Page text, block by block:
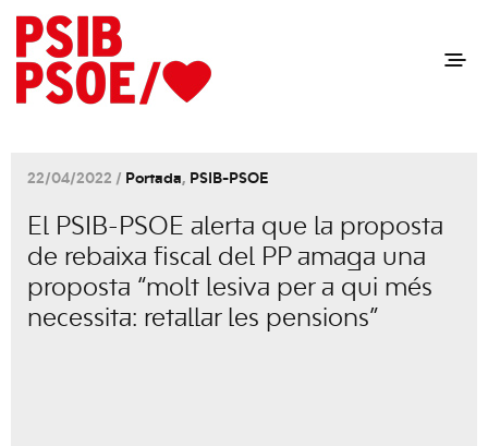
22/04/2022 / Portada, PSIB-PSOE
El PSIB-PSOE alerta que la proposta
de rebaixa fiscal del PP amaga una
proposta “molt lesiva per a qui més
necessita: retallar les pensions”